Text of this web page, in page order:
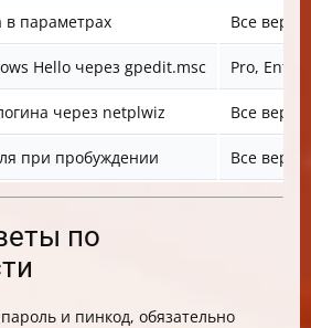
в параметрах Все
Hello через gpedit.msc Pro,
через netplwiz Все
при пробуждении Все
по
и пинкод, обязательно